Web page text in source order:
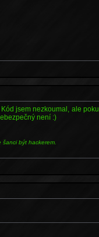
jsem nezkoumal, ale
není :)
být hackerem.